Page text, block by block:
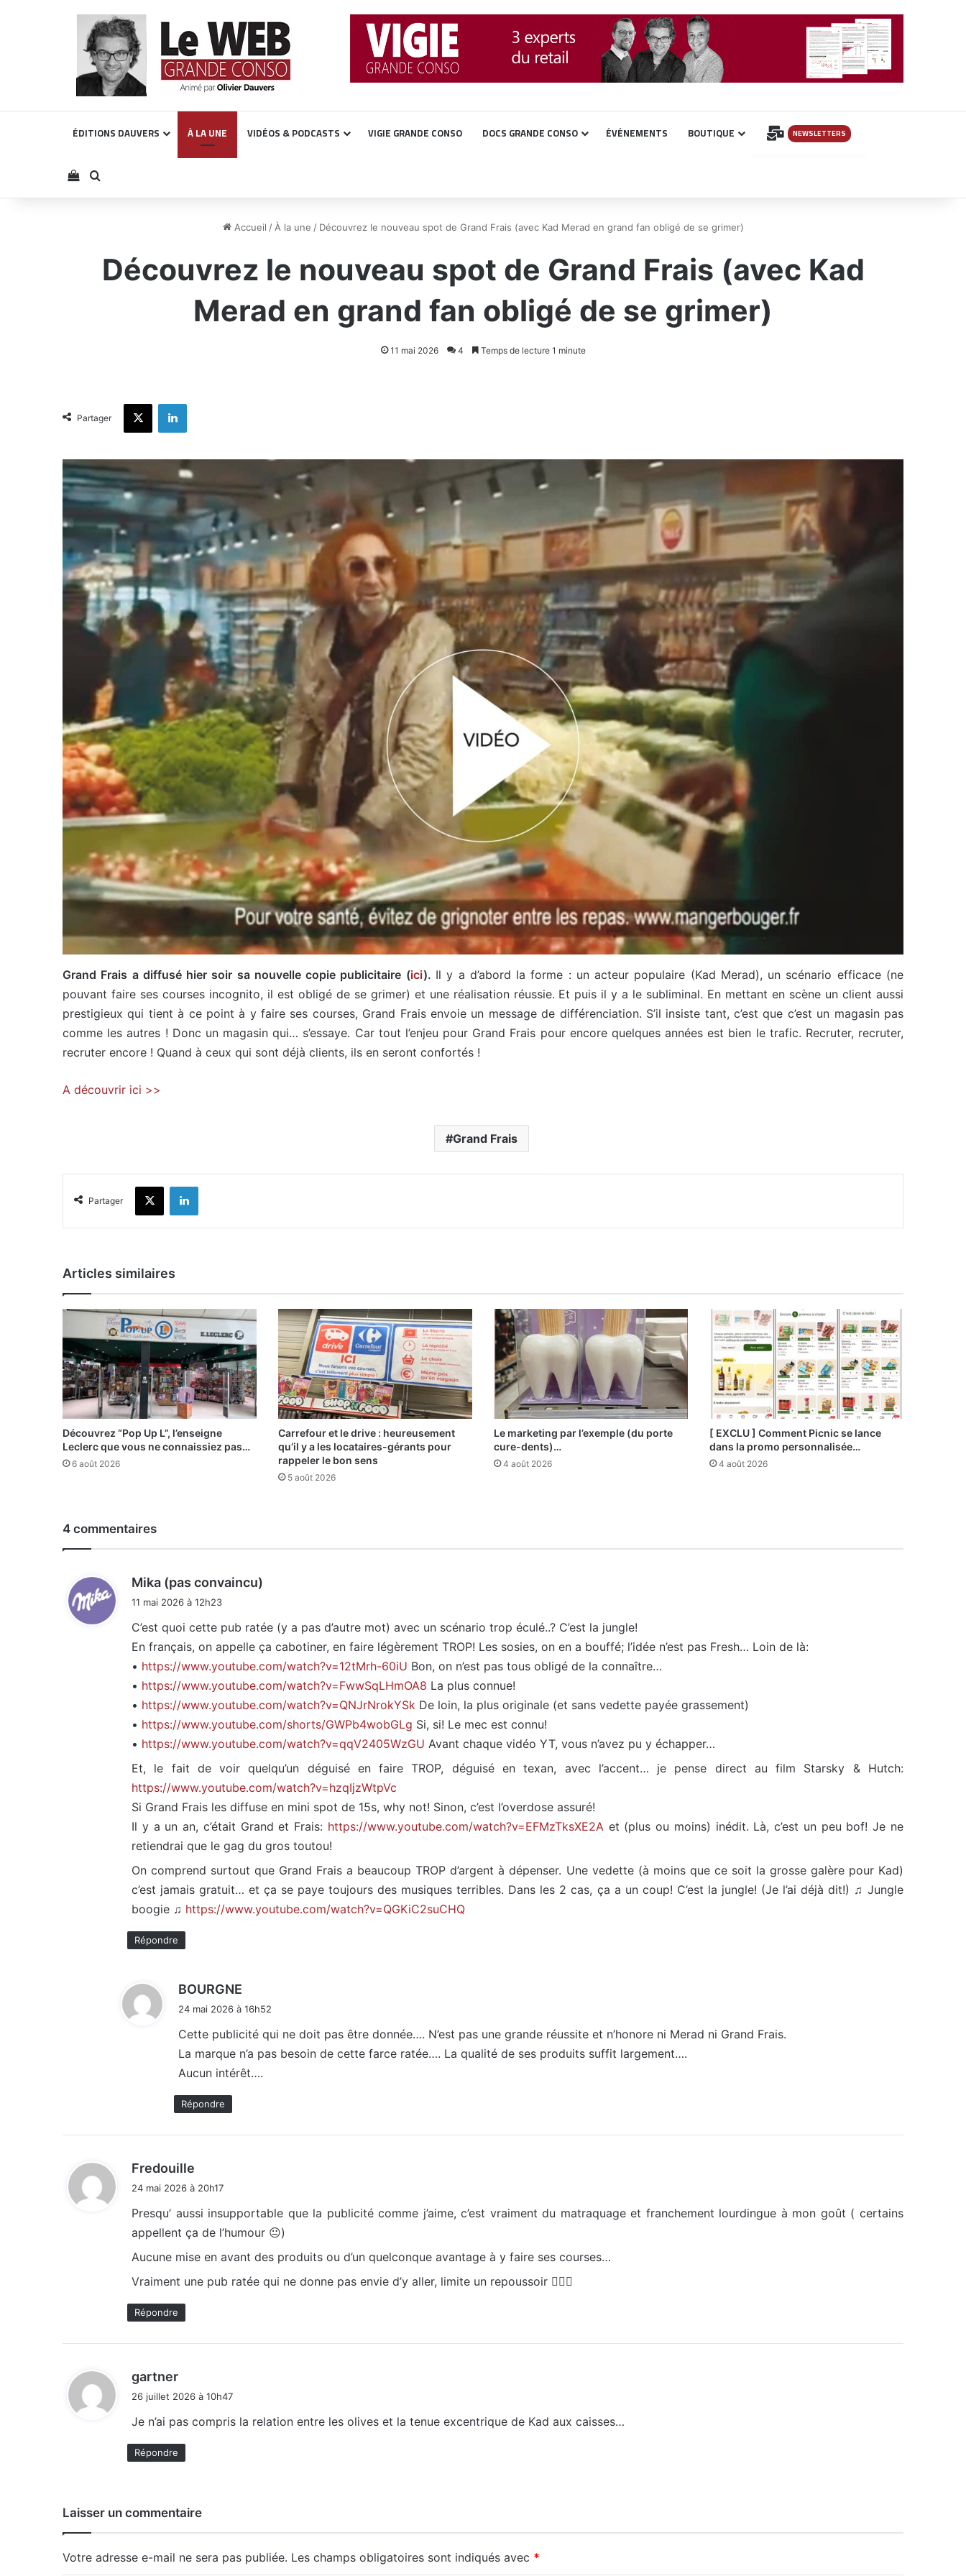
ÉDITIONS DAUVERS À LA UNE VIDÉOS & PODCASTS VIGIE GRANDE CONSO DOCS GRANDE CONSO ÉVÉNEMENTS BOUTIQUE INSCRIPTION
NEWSLETTERS
Voir votre panier
Rechercher
Accueil / À la une / Découvrez le nouveau spot de Grand Frais (avec Kad Merad en grand fan obligé de se grimer)
Découvrez le nouveau spot de Grand Frais (avec Kad
Merad en grand fan obligé de se grimer)
11 mai 2026 4 Temps de lecture 1 minute
Partager
X Linkedin
Grand Frais a diffusé hier soir sa nouvelle copie publicitaire (ici). Il y a d’abord la forme : un acteur populaire (Kad Merad), un scénario efficace (ne
pouvant faire ses courses incognito, il est obligé de se grimer) et une réalisation réussie. Et puis il y a le subliminal. En mettant en scène un client aussi
prestigieux qui tient à ce point à y faire ses courses, Grand Frais envoie un message de différenciation. S’il insiste tant, c’est que c’est un magasin pas
comme les autres ! Donc un magasin qui… s’essaye. Car tout l’enjeu pour Grand Frais pour encore quelques années est bien le trafic. Recruter, recruter,
recruter encore ! Quand à ceux qui sont déjà clients, ils en seront confortés !
A découvrir ici >>
Grand Frais
Partager
X Linkedin
Articles similaires
Découvrez “Pop Up L”, l’enseigne
Leclerc que vous ne connaissiez pas…
6 août 2026
Carrefour et le drive : heureusement
qu’il y a les locataires-gérants pour
rappeler le bon sens
5 août 2026
Le marketing par l’exemple (du porte
cure-dents)…
4 août 2026
[ EXCLU ] Comment Picnic se lance
dans la promo personnalisée…
4 août 2026
4 commentaires
Mika (pas convaincu)
:
11 mai 2026 à 12h23
C’est quoi cette pub ratée (y a pas d’autre mot) avec un scénario trop éculé..? C’est la jungle!
En français, on appelle ça cabotiner, en faire légèrement TROP! Les sosies, on en a bouffé; l’idée n’est pas Fresh… Loin de là:
• https://www.youtube.com/watch?v=12tMrh-60iU Bon, on n’est pas tous obligé de la connaître…
• https://www.youtube.com/watch?v=FwwSqLHmOA8 La plus connue!
• https://www.youtube.com/watch?v=QNJrNrokYSk De loin, la plus originale (et sans vedette payée grassement)
• https://www.youtube.com/shorts/GWPb4wobGLg Si, si! Le mec est connu!
• https://www.youtube.com/watch?v=qqV2405WzGU Avant chaque vidéo YT, vous n’avez pu y échapper…
Et, le fait de voir quelqu’un déguisé en faire TROP, déguisé en texan, avec l’accent… je pense direct au film Starsky & Hutch:
https://www.youtube.com/watch?v=hzqIjzWtpVc
Si Grand Frais les diffuse en mini spot de 15s, why not! Sinon, c’est l’overdose assuré!
Il y a un an, c’était Grand et Frais: https://www.youtube.com/watch?v=EFMzTksXE2A et (plus ou moins) inédit. Là, c’est un peu bof! Je ne
retiendrai que le gag du gros toutou!
On comprend surtout que Grand Frais a beaucoup TROP d’argent à dépenser. Une vedette (à moins que ce soit la grosse galère pour Kad)
c’est jamais gratuit… et ça se paye toujours des musiques terribles. Dans les 2 cas, ça a un coup! C’est la jungle! (Je l’ai déjà dit!) ♫ Jungle
boogie ♫ https://www.youtube.com/watch?v=QGKiC2suCHQ
Répondre
BOURGNE
:
24 mai 2026 à 16h52
Cette publicité qui ne doit pas être donnée…. N’est pas une grande réussite et n’honore ni Merad ni Grand Frais.
La marque n’a pas besoin de cette farce ratée…. La qualité de ses produits suffit largement….
Aucun intérêt….
Répondre
Fredouille
:
24 mai 2026 à 20h17
Presqu’ aussi insupportable que la publicité comme j’aime, c’est vraiment du matraquage et franchement lourdingue à mon goût ( certains
appellent ça de l’humour 😐)
Aucune mise en avant des produits ou d’un quelconque avantage à y faire ses courses…
Vraiment une pub ratée qui ne donne pas envie d’y aller, limite un repoussoir 🤷🏼‍♀️
Répondre
gartner
26 juillet 2026 à 10h47
Je n’ai pas compris la relation entre les olives et la tenue excentrique de Kad aux caisses…
Répondre
Laisser un commentaire
Votre adresse e-mail ne sera pas publiée. Les champs obligatoires sont indiqués avec *